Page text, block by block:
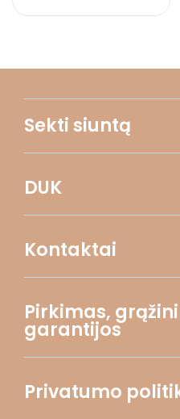
Sekti siuntą
DUK
Kontaktai
Pirkimas,
garantijos
Privatumo